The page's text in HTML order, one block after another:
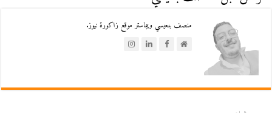
منصف بنعيسي ويبماستر موقع زاكورة نيوز.